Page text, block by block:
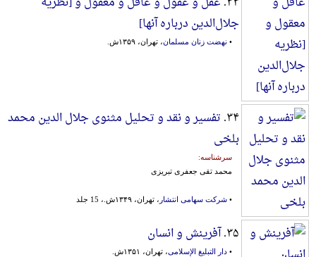
جلال‌الدین‌ درباره‌ آنها]
• نهضت زنان مسلمان، تهران، ۱۳۵۹ش.
۳۴. تفسیر و نقد و تحلیل مثنوی جلال الدین محمد
بلخی
سرشناسه:
محمد تقی جعفری تبریزی
• شرکت سهامی انتشار ، تهران، ۱۳۴۹ش.، 15 جلد
۳۵. آفرینش و انسان
• دار التبلیغ الإسلامی، تهران، ۱۳۵۱ش.